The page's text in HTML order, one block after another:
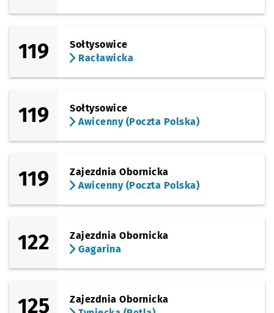
119
Sołtysowice
Racławicka
119
Sołtysowice
Awicenny (Poczta Polska)
119
Zajezdnia Obornicka
Awicenny (Poczta Polska)
122
Zajezdnia Obornicka
Gagarina
125
Zajezdnia Obornicka